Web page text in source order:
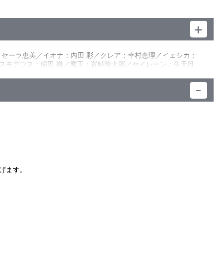
アもその一人で、ブレイドに「殺してほしい」と依頼する。
開始。そして力を解放したマリアから現れたのは、ブレイド
の“お供”であり、旧知の間柄だった。ディオーネは学園にあ
は、女性ペアであるクレア＆イェシカとバトルを行うもの
ーデザイン・総作画監督：川村幸祐／副監督：中野英明／総
CGプロデューサー：永井 努(シフト・アール)／撮影監督：
由衣／録音調整：齋藤 栞／音響制作：神南スタジオ／音楽：
ーラ恵美／イオナ：内田 彩／クレア：幸村恵理／イェシカ：
デウス：稲田 徹／魔王：置鮎龍太郎／セイレーン：生天目
す。